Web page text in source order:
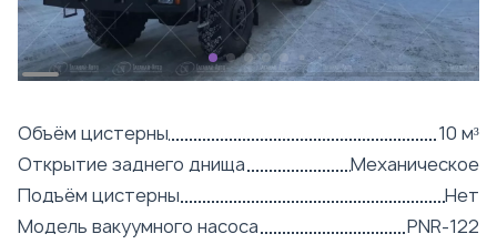
Объём цистерны
10 м³
Открытие заднего днища
Механическое
Подъём цистерны
Нет
Модель вакуумного насоса
PNR-122